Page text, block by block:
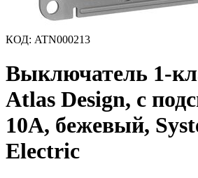
КОД: ATN000213
Выключатель 1-
Atlas Design, с
10A, бежевый,
Electric